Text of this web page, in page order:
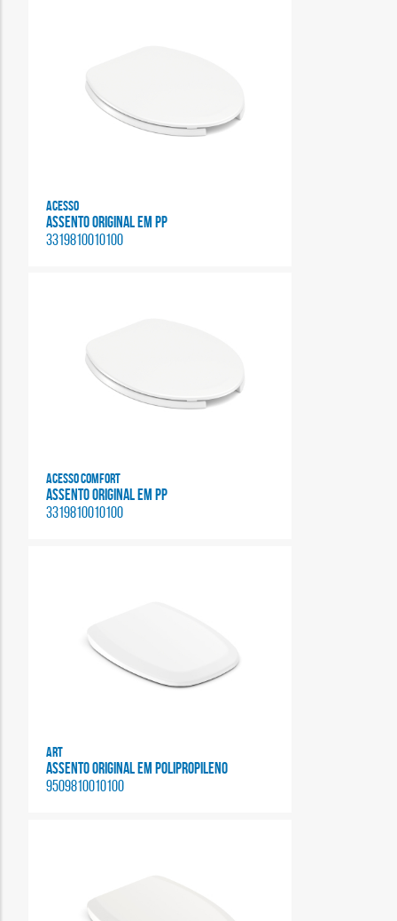
Acesso
ASSENTO ORIGINAL EM PP
3319810010100
Acesso Comfort
ASSENTO ORIGINAL EM PP
3319810010100
Art
ASSENTO ORIGINAL EM POLIPROPILENO
9509810010100